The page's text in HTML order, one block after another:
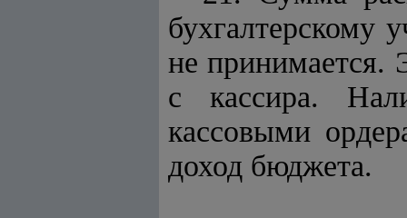
бухгалтерскому
не принимается.
с кассира.
кассовыми
доход бюджета.